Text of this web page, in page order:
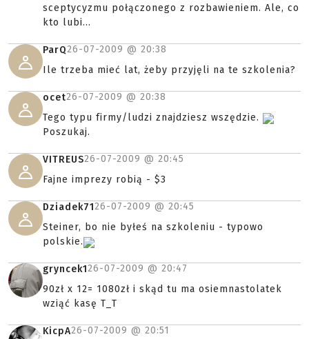
sceptycyzmu połączonego z rozbawieniem. Ale, co
kto lubi...
ParQ26-07-2009 @ 20:38
Ile trzeba mieć lat, żeby przyjęli na te szkolenia?
ocet26-07-2009 @ 20:38
Tego typu firmy/ludzi znajdziesz wszędzie.
Poszukaj.
VITREUS26-07-2009 @ 20:45
Fajne imprezy robią - $3
Dziadek7126-07-2009 @ 20:45
Steiner, bo nie byłeś na szkoleniu - typowo
polskie.
gryncek126-07-2009 @ 20:47
90zł x 12= 1080zł i skąd tu ma osiemnastolatek
wziąć kasę T_T
KicpA26-07-2009 @ 20:51